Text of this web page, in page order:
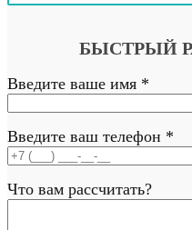
БЫСТРЫЙ
Введите ваше имя *
Введите ваш телефон *
Что вам рассчитать?